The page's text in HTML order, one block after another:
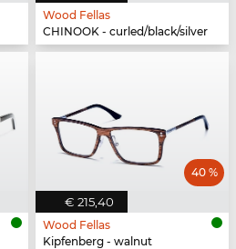
Wood Fellas
CHINOOK - curled/black/silver
€ 215,40
40 %
Wood Fellas
Kipfenberg - walnut